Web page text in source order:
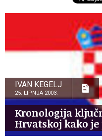
IVAN KEGELJ
25. LIPNJA 2003.
Kronologija
Hrvatskoj kako je